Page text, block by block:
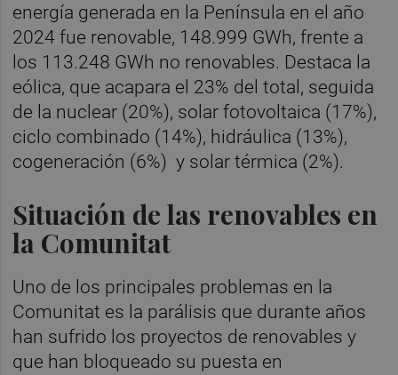
energía generada en la Península en el año
2024 fue renovable, 148.999 GWh, frente a
los 113.248 GWh no renovables. Destaca la
eólica, que acapara el 23% del total, seguida
de la nuclear (20%), solar fotovoltaica (17%),
ciclo combinado (14%), hidráulica (13%),
cogeneración (6%) y solar térmica (2%).
Situación de las renovables en
la Comunitat
Uno de los principales problemas en la
Comunitat es la parálisis que durante años
han sufrido los proyectos de renovables y
que han bloqueado su puesta en